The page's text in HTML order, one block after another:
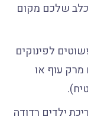
שלכם מקום
לפינוקים
עוף או
ילדים רדודה